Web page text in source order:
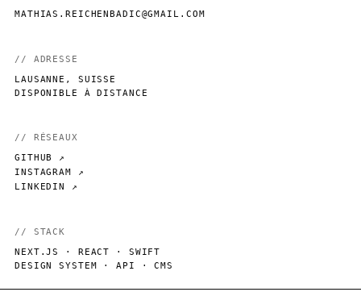
MATHIAS.REICHENBADIC@GMAIL.COM
// ADRESSE
LAUSANNE, SUISSE
DISPONIBLE À DISTANCE
// RÉSEAUX
GITHUB
↗
INSTAGRAM ↗
LINKEDIN
↗
// STACK
NEXT.JS · REACT · SWIFT
DESIGN SYSTEM · API · CMS